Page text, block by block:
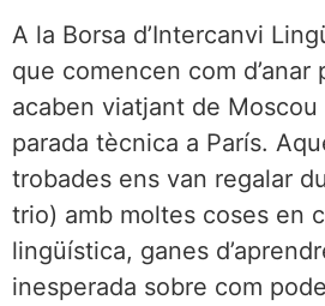
A la Borsa d’Intercanvi
que comencen com d’anar
acaben viatjant de Moscou
parada tècnica a París.
trobades ens van regalar
trio) amb moltes coses en
lingüística, ganes
inesperada sobre com